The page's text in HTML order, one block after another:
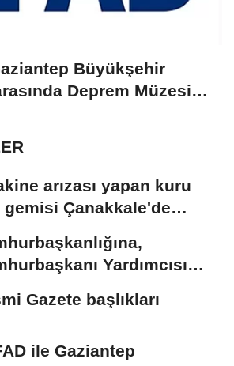
Büyükşehir
Deprem Müzesi
arızası yapan kuru
gemisi Çanakkale'de
Yardımcısı
Gazete başlıkları
ile Gaziantep